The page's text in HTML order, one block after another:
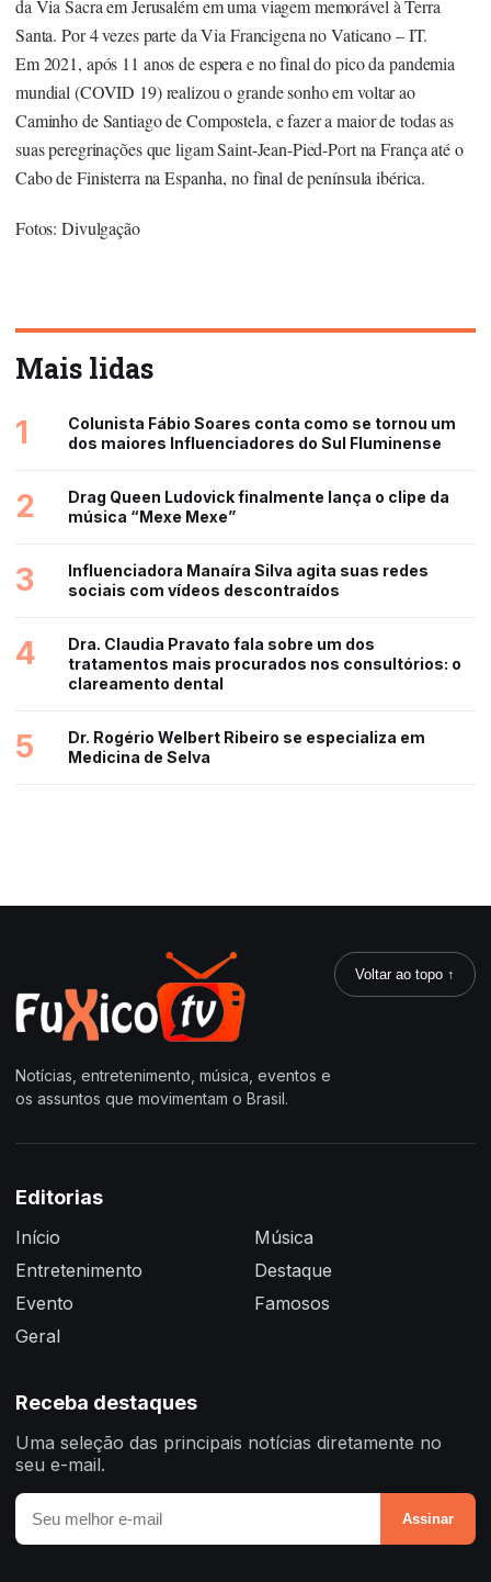
da Via Sacra em Jerusalém em uma viagem memorável à Terra
Santa. Por 4 vezes parte da Via Francigena no Vaticano – IT.
Em 2021, após 11 anos de espera e no final do pico da pandemia
mundial (COVID 19) realizou o grande sonho em voltar ao
Caminho de Santiago de Compostela, e fazer a maior de todas as
suas peregrinações que ligam Saint-Jean-Pied-Port na França até o
Cabo de Finisterra na Espanha, no final de península ibérica.
Fotos: Divulgação
Mais lidas
1
Colunista Fábio Soares conta como se tornou um
dos maiores Influenciadores do Sul Fluminense
2
Drag Queen Ludovick finalmente lança o clipe da
música “Mexe Mexe”
3
Influenciadora Manaíra Silva agita suas redes
sociais com vídeos descontraídos
4
Dra. Claudia Pravato fala sobre um dos
tratamentos mais procurados nos consultórios: o
clareamento dental
5
Dr. Rogério Welbert Ribeiro se especializa em
Medicina de Selva
Notícias, entretenimento, música, eventos e
os assuntos que movimentam o Brasil.
Voltar ao topo ↑
Editorias
Início
Entretenimento
Evento
Geral
Música
Destaque
Famosos
Receba destaques
Uma seleção das principais notícias diretamente no
seu e-mail.
Assinar